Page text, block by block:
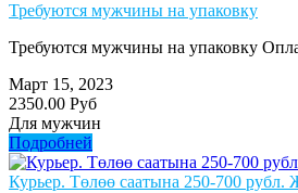
Требуются мужчины на упаковку
Требуются мужчины на упаковку
Март 15, 2023
2350.00 Руб
Для мужчин
Подробней
Курьер. Төлөө саатына 250-700